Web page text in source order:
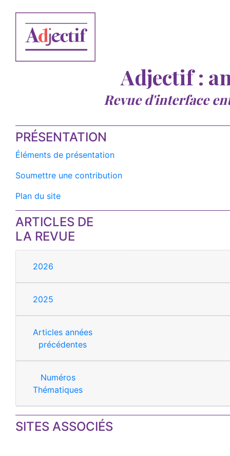
Adjectif :
Revue d'interface
PRÉSENTATION
Éléments de présentation
Soumettre une contribution
Plan du site
ARTICLES DE
LA REVUE
2026
2025
Articles années
précédentes
Numéros
Thématiques
SITES ASSOCIÉS